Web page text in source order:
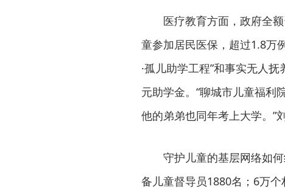
医疗教育方面，政府全
童参加居民医保，超过1.8万
·孤儿助学工程”和事实无人
元助学金。“聊城市儿童福利
他的弟弟也同年考上大学。”
守护儿童的基层网络如
备儿童督导员1880名；6万